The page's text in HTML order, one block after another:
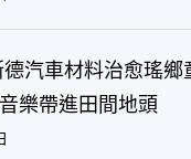
德汽車材料治愈瑤鄉
樂帶進田間地頭